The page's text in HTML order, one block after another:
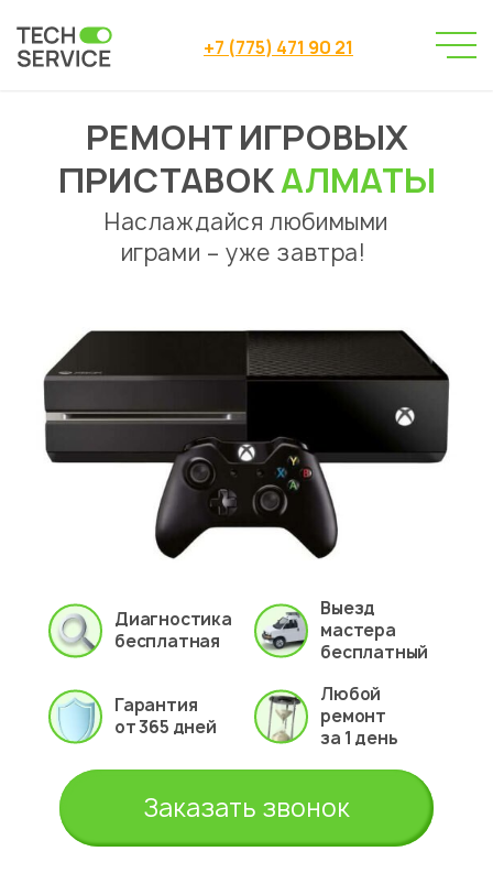
+7 (775) 471 90 21
Сервисный центр
→
Ремонт игровых приставок
РЕМОНТ ИГРОВЫХ
ПРИСТАВОКАЛМАТЫ
Наслаждайся любимыми
играми – уже завтра!
Диагностика
бесплатная
Выезд
мастера
бесплатный
Гарантия
от 365 дней
Любой
ремонт
за 1 день
Заказать звонок